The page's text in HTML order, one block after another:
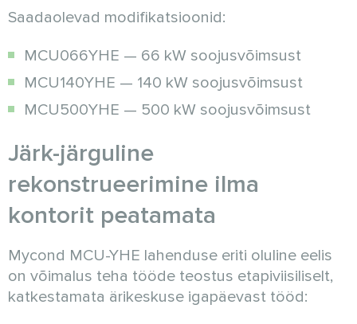
Saadaolevad modifikatsioonid:
MCU066YHE — 66 kW soojusvõimsust
MCU140YHE — 140 kW soojusvõimsust
MCU500YHE — 500 kW soojusvõimsust
Järk-järguline
rekonstrueerimine ilma
kontorit peatamata
Mycond MCU-YHE lahenduse eriti oluline eelis
on võimalus teha tööde teostus etapiviisiliselt,
katkestamata ärikeskuse igapäevast tööd: